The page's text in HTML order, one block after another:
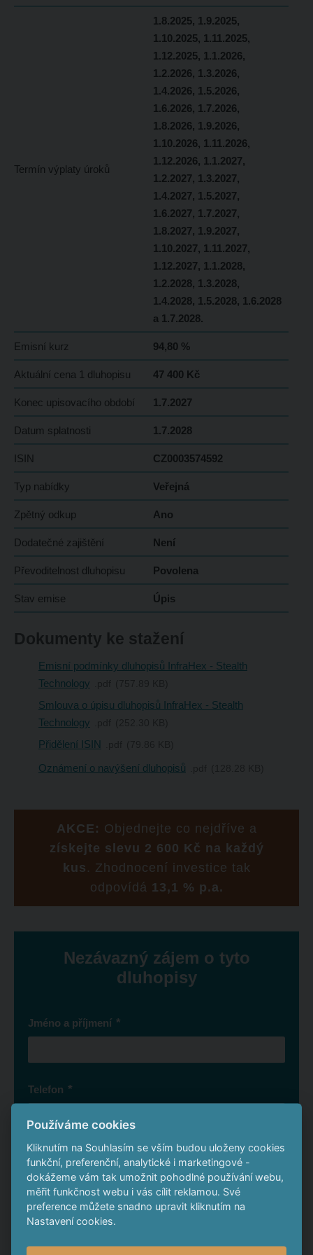
Termín výplaty úroků
1.8.2025, 1.9.2025,
1.10.2025, 1.11.2025,
1.12.2025, 1.1.2026,
1.2.2026, 1.3.2026,
1.4.2026, 1.5.2026,
1.6.2026, 1.7.2026,
1.8.2026, 1.9.2026,
1.10.2026, 1.11.2026,
1.12.2026, 1.1.2027,
1.2.2027, 1.3.2027,
1.4.2027, 1.5.2027,
1.6.2027, 1.7.2027,
1.8.2027, 1.9.2027,
1.10.2027, 1.11.2027,
1.12.2027, 1.1.2028,
1.2.2028, 1.3.2028,
1.4.2028, 1.5.2028, 1.6.2028
a 1.7.2028.
Emisní kurz 94,80 %
Aktuální cena 1 dluhopisu 47 400 Kč
Konec upisovacího období 1.7.2027
Datum splatnosti 1.7.2028
ISIN CZ0003574592
Typ nabídky Veřejná
Zpětný odkup Ano
Dodatečné zajištění Není
Převoditelnost dluhopisu Povolena
Stav emise Úpis
Dokumenty ke stažení
Emisní podmínky dluhopisů InfraHex - Stealth
Technology
Smlouva o úpisu dluhopisů InfraHex - Stealth
Technology
Přidělení ISIN
Oznámení o navýšení dluhopisů
AKCE: Objednejte co nejdříve a
získejte slevu 2 600 Kč na každý
kus . Zhodnocení investice tak
odpovídá 13,1 % p.a.
Nezávazný zájem o tyto
dluhopisy
Jméno a příjmení *
Telefon *
E-mail*
Město
Používáme cookies
Kliknutím na Souhlasím se vším budou uloženy cookies
funkční, preferenční, analytické i marketingové -
dokážeme vám tak umožnit pohodlné používání webu,
měřit funkčnost webu i vás cílit reklamou. Své
preference můžete snadno upravit kliknutím na
Nastavení cookies.